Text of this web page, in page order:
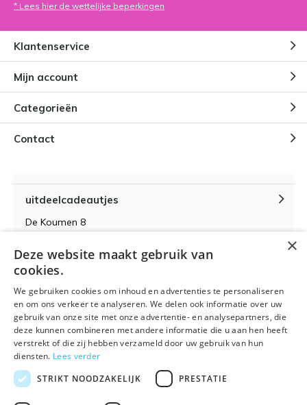
* Lees hier de wettelijke beperkingen
Klantenservice
Mijn account
Categorieën
Contact
uitdeelcadeautjes
De Koumen 8
KvK-nummer 14087571
BTW-nummer NL 815399145 B01
Algemene voorwaarden RSS-feed
×
Deze website maakt gebruik van
cookies.
We gebruiken cookies om inhoud en advertenties te personaliseren
en om ons verkeer te analyseren. We delen ook informatie over uw
gebruik van onze site met onze advertentie- en analysepartners, die
deze kunnen combineren met andere informatie die u aan hen heeft
verstrekt of die zij hebben verzameld door uw gebruik van hun
diensten. Lees verder
STRIKT NOODZAKELIJK
PRESTATIE